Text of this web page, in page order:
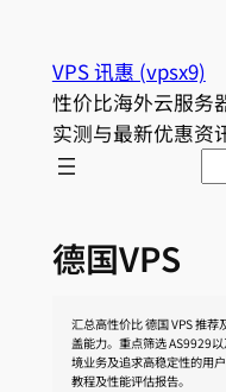
VPS 讯惠 (vpsx9)
性价比海外云服务
实测与最新优惠资
德国VPS
汇总高性价比 德国 VPS 推
盖能力。重点筛选 AS9929
境业务及追求高稳定性的用
教程及性能评估报告。